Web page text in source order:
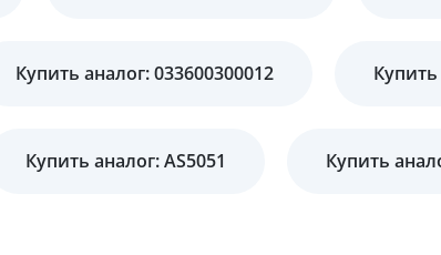
Купить аналог: 033600300012 Купить
Купить аналог: AS5051 Купить